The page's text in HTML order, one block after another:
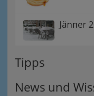
Jänner
Tipps
News und